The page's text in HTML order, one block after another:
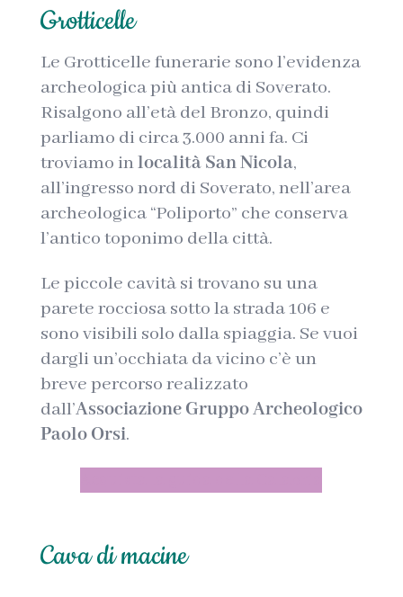
Grotticelle
Le Grotticelle funerarie sono l’evidenza
archeologica più antica di Soverato.
Risalgono all’età del Bronzo, quindi
parliamo di circa 3.000 anni fa. Ci
troviamo inlocalità San Nicola,
all’ingresso nord di Soverato, nell’area
archeologica “Poliporto” che conserva
l’antico toponimo della città.
Le piccole cavità si trovano su una
parete rocciosa sotto la strada 106 e
sono visibili solo dalla spiaggia. Se vuoi
dargli un’occhiata da vicino c’è un
breve percorso realizzato
dall’Associazione Gruppo Archeologico
Paolo Orsi.
Cava di macine